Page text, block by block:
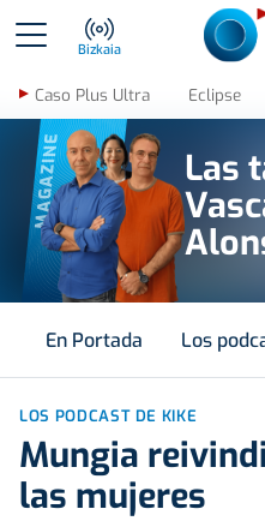
Bizkaia
Caso Plus Ultra Eclipse
MAGAZINE
Las
En Portada Los
LOS PODCAST DE KIKE
Mungia
las mujeres